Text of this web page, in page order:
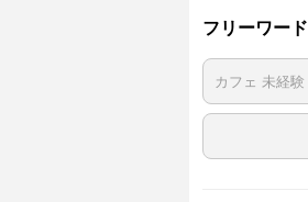
フリーワード